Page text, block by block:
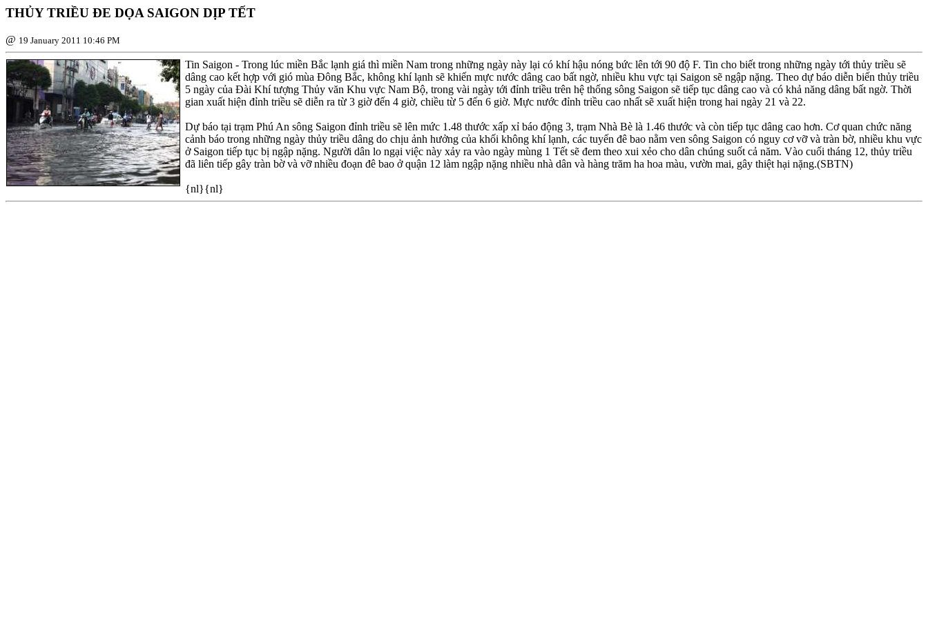
THỦY TRIỀU ÐE DỌA SAIGON DỊP TẾT
@ 19 January 2011 10:46 PM
Tin Saigon - Trong lúc miền Bắc lạnh giá thì miền Nam trong những ngày này lại có khí hậu nóng bức lên tới 90 độ F. Tin cho biết trong những ngày tới thủy triều sẽ
dâng cao kết hợp với gió mùa Ðông Bắc, không khí lạnh sẽ khiến mực nước dâng cao bất ngờ, nhiều khu vực tại Saigon sẽ ngập nặng. Theo dự báo diễn biến thủy triều
5 ngày của Ðài Khí tượng Thủy văn Khu vực Nam Bộ, trong vài ngày tới đỉnh triều trên hệ thống sông Saigon sẽ tiếp tục dâng cao và có khả năng dâng bất ngờ. Thời
gian xuất hiện đỉnh triều sẽ diễn ra từ 3 giờ đến 4 giờ, chiều từ 5 đến 6 giờ. Mực nước đỉnh triều cao nhất sẽ xuất hiện trong hai ngày 21 và 22.
Dự báo tại trạm Phú An sông Saigon đỉnh triều sẽ lên mức 1.48 thước xấp xỉ báo động 3, trạm Nhà Bè là 1.46 thước và còn tiếp tục dâng cao hơn. Cơ quan chức năng
cảnh báo trong những ngày thủy triều dâng do chịu ảnh hưởng của khối không khí lạnh, các tuyến đê bao nằm ven sông Saigon có nguy cơ vỡ và tràn bờ, nhiều khu vực
ở Saigon tiếp tục bị ngập nặng. Người dân lo ngại việc này xảy ra vào ngày mùng 1 Tết sẽ đem theo xui xẻo cho dân chúng suốt cả năm. Vào cuối tháng 12, thủy triều
đã liên tiếp gây tràn bờ và vỡ nhiều đoạn đê bao ở quận 12 làm ngập nặng nhiều nhà dân và hàng trăm ha hoa màu, vườn mai, gây thiệt hại nặng.(SBTN)
{nl}{nl}